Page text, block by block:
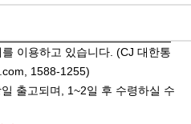
이용하고 있습니다. (CJ 대한통
, 1588-1255)
출고되며, 1~2일 후 수령하실 수